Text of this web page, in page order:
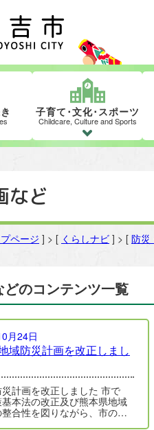
子育て･文化･スポーツ
Childcare, Culture and Sports
など
プページ ] > [ くらしナビ ] > [ 防災
のコンテンツ一覧
月24日
域防災計画を改正しまし
計画を改正しました 市で
本法の改正及び熊本県地域
合性を図りながら、市の実